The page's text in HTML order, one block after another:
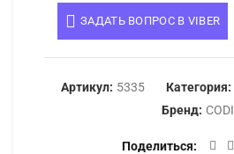
ЗАДАТЬ ВОПРОС В VIBER
Артикул: 5335 Категория:
Бренд: CODI
Поделиться